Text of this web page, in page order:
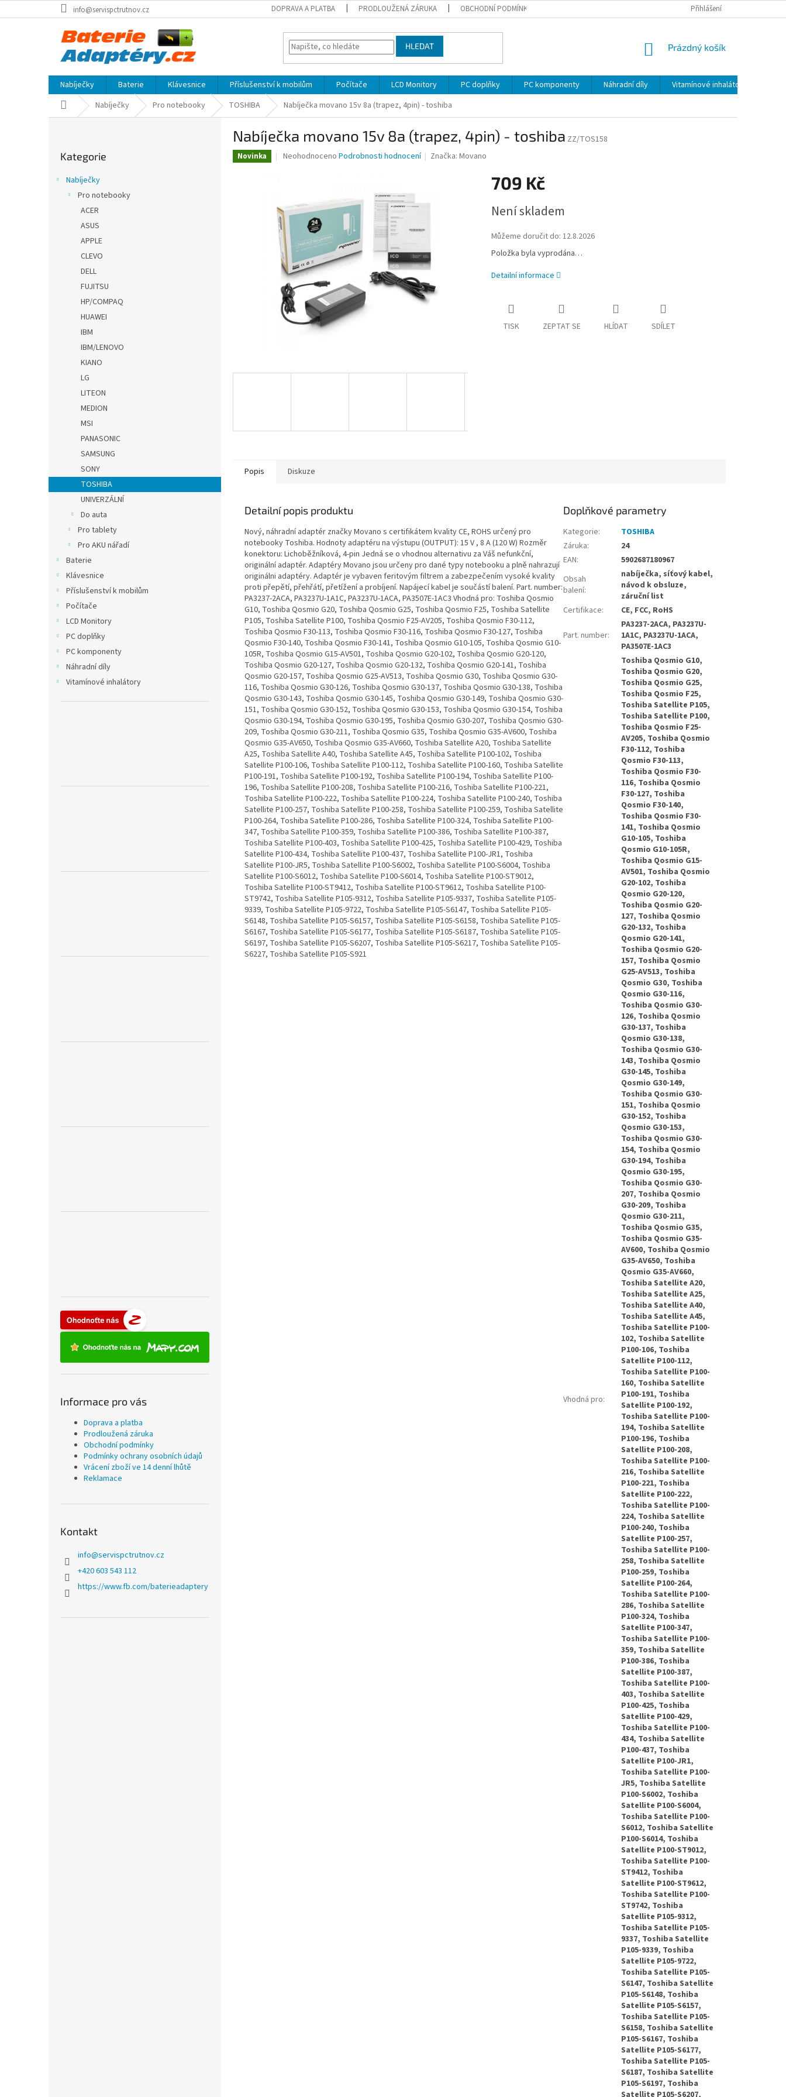
na
info@servispctrutnov.cz DOPRAVA A PLATBA PRODLOUŽENÁ ZÁRUKA OBCHODNÍ PODMÍNKY VRÁCENÍ ZBOŽÍ VE 14
Přihlášení
HLEDAT
NÁKUPNÍ
Prázdný košík
Nabíječky Baterie Klávesnice Příslušenství k mobilům Počítače LCD Monitory PC doplňky PC komponenty Náhradní díly
Vitamínové inhalátory
Domů Nabíječky Pro notebooky TOSHIBA Nabíječka movano 15v 8a (trapez, 4pin) - toshiba
kategorie
Kategorie
Nabíječky
Pro notebooky
ACER
ASUS
APPLE
CLEVO
DELL
FUJITSU
HP/COMPAQ
HUAWEI
IBM
IBM/LENOVO
KIANO
LG
LITEON
MEDION
MSI
PANASONIC
SAMSUNG
SONY
TOSHIBA
UNIVERZÁLNÍ
Do auta
Pro tablety
Pro AKU nářadí
Baterie
Klávesnice
Příslušenství k mobilům
Počítače
LCD Monitory
PC doplňky
PC komponenty
Náhradní díly
Vitamínové inhalátory
Informace pro vás
Doprava a platba
Prodloužená záruka
Obchodní podmínky
Podmínky ochrany osobních údajů
Vrácení zboží ve 14 denní lhůtě
Reklamace
Kontakt
info@servispctrutnov.cz
+420 603 543 112
https://www.fb.com/baterieadaptery
Nabíječka movano 15v 8a (trapez, 4pin) - toshiba ZZ/TOS158
Novinka
Průměrné
z
5
hvězdiček.
Neohodnoceno Podrobnosti hodnocení Značka:Movano
709 Kč
cena:
Není skladem
Můžeme doručit do: 12.8.2026
Položka byla vyprodána…
Detailní informace
TISK ZEPTAT SE HLÍDAT SDÍLET
Popis Diskuze
Detailní popis produktu
Nový, náhradní adaptér značky Movano s certifikátem kvality CE, ROHS určený pro
notebooky Toshiba. Hodnoty adaptéru na výstupu (OUTPUT): 15 V , 8 A (120 W) Rozměr
konektoru: Lichoběžníková, 4-pin Jedná se o vhodnou alternativu za Váš nefunkční,
originální adaptér. Adaptéry Movano jsou určeny pro dané typy notebooku a plně nahrazují
originálni adaptéry. Adaptér je vybaven feritovým filtrem a zabezpečením vysoké kvality
proti přepětí, přehřátí, přetížení a probíjení. Napájecí kabel je součástí balení. Part. number:
PA3237-2ACA, PA3237U-1A1C, PA3237U-1ACA, PA3507E-1AC3 Vhodná pro: Toshiba Qosmio
G10, Toshiba Qosmio G20, Toshiba Qosmio G25, Toshiba Qosmio F25, Toshiba Satellite
P105, Toshiba Satellite P100, Toshiba Qosmio F25-AV205, Toshiba Qosmio F30-112,
Toshiba Qosmio F30-113, Toshiba Qosmio F30-116, Toshiba Qosmio F30-127, Toshiba
Qosmio F30-140, Toshiba Qosmio F30-141, Toshiba Qosmio G10-105, Toshiba Qosmio G10-
105R, Toshiba Qosmio G15-AV501, Toshiba Qosmio G20-102, Toshiba Qosmio G20-120,
Toshiba Qosmio G20-127, Toshiba Qosmio G20-132, Toshiba Qosmio G20-141, Toshiba
Qosmio G20-157, Toshiba Qosmio G25-AV513, Toshiba Qosmio G30, Toshiba Qosmio G30-
116, Toshiba Qosmio G30-126, Toshiba Qosmio G30-137, Toshiba Qosmio G30-138, Toshiba
Qosmio G30-143, Toshiba Qosmio G30-145, Toshiba Qosmio G30-149, Toshiba Qosmio G30-
151, Toshiba Qosmio G30-152, Toshiba Qosmio G30-153, Toshiba Qosmio G30-154, Toshiba
Qosmio G30-194, Toshiba Qosmio G30-195, Toshiba Qosmio G30-207, Toshiba Qosmio G30-
209, Toshiba Qosmio G30-211, Toshiba Qosmio G35, Toshiba Qosmio G35-AV600, Toshiba
Qosmio G35-AV650, Toshiba Qosmio G35-AV660, Toshiba Satellite A20, Toshiba Satellite
A25, Toshiba Satellite A40, Toshiba Satellite A45, Toshiba Satellite P100-102, Toshiba
Satellite P100-106, Toshiba Satellite P100-112, Toshiba Satellite P100-160, Toshiba Satellite
P100-191, Toshiba Satellite P100-192, Toshiba Satellite P100-194, Toshiba Satellite P100-
196, Toshiba Satellite P100-208, Toshiba Satellite P100-216, Toshiba Satellite P100-221,
Toshiba Satellite P100-222, Toshiba Satellite P100-224, Toshiba Satellite P100-240, Toshiba
Satellite P100-257, Toshiba Satellite P100-258, Toshiba Satellite P100-259, Toshiba Satellite
P100-264, Toshiba Satellite P100-286, Toshiba Satellite P100-324, Toshiba Satellite P100-
347, Toshiba Satellite P100-359, Toshiba Satellite P100-386, Toshiba Satellite P100-387,
Toshiba Satellite P100-403, Toshiba Satellite P100-425, Toshiba Satellite P100-429, Toshiba
Satellite P100-434, Toshiba Satellite P100-437, Toshiba Satellite P100-JR1, Toshiba
Satellite P100-JR5, Toshiba Satellite P100-S6002, Toshiba Satellite P100-S6004, Toshiba
Satellite P100-S6012, Toshiba Satellite P100-S6014, Toshiba Satellite P100-ST9012,
Toshiba Satellite P100-ST9412, Toshiba Satellite P100-ST9612, Toshiba Satellite P100-
ST9742, Toshiba Satellite P105-9312, Toshiba Satellite P105-9337, Toshiba Satellite P105-
9339, Toshiba Satellite P105-9722, Toshiba Satellite P105-S6147, Toshiba Satellite P105-
S6148, Toshiba Satellite P105-S6157, Toshiba Satellite P105-S6158, Toshiba Satellite P105-
S6167, Toshiba Satellite P105-S6177, Toshiba Satellite P105-S6187, Toshiba Satellite P105-
S6197, Toshiba Satellite P105-S6207, Toshiba Satellite P105-S6217, Toshiba Satellite P105-
S6227, Toshiba Satellite P105-S921
Doplňkové parametry
Kategorie:
TOSHIBA
Záruka:
24
EAN:
5902687180967
Obsah
balení:
nabíječka, síťový kabel,
návod k obsluze,
záruční list
Certifikace: CE, FCC, RoHS
Part. number:
PA3237-2ACA, PA3237U-
1A1C, PA3237U-1ACA,
PA3507E-1AC3
Vhodná pro:
Toshiba Qosmio G10,
Toshiba Qosmio G20,
Toshiba Qosmio G25,
Toshiba Qosmio F25,
Toshiba Satellite P105,
Toshiba Satellite P100,
Toshiba Qosmio F25-
AV205, Toshiba Qosmio
F30-112, Toshiba
Qosmio F30-113,
Toshiba Qosmio F30-
116, Toshiba Qosmio
F30-127, Toshiba
Qosmio F30-140,
Toshiba Qosmio F30-
141, Toshiba Qosmio
G10-105, Toshiba
Qosmio G10-105R,
Toshiba Qosmio G15-
AV501, Toshiba Qosmio
G20-102, Toshiba
Qosmio G20-120,
Toshiba Qosmio G20-
127, Toshiba Qosmio
G20-132, Toshiba
Qosmio G20-141,
Toshiba Qosmio G20-
157, Toshiba Qosmio
G25-AV513, Toshiba
Qosmio G30, Toshiba
Qosmio G30-116,
Toshiba Qosmio G30-
126, Toshiba Qosmio
G30-137, Toshiba
Qosmio G30-138,
Toshiba Qosmio G30-
143, Toshiba Qosmio
G30-145, Toshiba
Qosmio G30-149,
Toshiba Qosmio G30-
151, Toshiba Qosmio
G30-152, Toshiba
Qosmio G30-153,
Toshiba Qosmio G30-
154, Toshiba Qosmio
G30-194, Toshiba
Qosmio G30-195,
Toshiba Qosmio G30-
207, Toshiba Qosmio
G30-209, Toshiba
Qosmio G30-211,
Toshiba Qosmio G35,
Toshiba Qosmio G35-
AV600, Toshiba Qosmio
G35-AV650, Toshiba
Qosmio G35-AV660,
Toshiba Satellite A20,
Toshiba Satellite A25,
Toshiba Satellite A40,
Toshiba Satellite A45,
Toshiba Satellite P100-
102, Toshiba Satellite
P100-106, Toshiba
Satellite P100-112,
Toshiba Satellite P100-
160, Toshiba Satellite
P100-191, Toshiba
Satellite P100-192,
Toshiba Satellite P100-
194, Toshiba Satellite
P100-196, Toshiba
Satellite P100-208,
Toshiba Satellite P100-
216, Toshiba Satellite
P100-221, Toshiba
Satellite P100-222,
Toshiba Satellite P100-
224, Toshiba Satellite
P100-240, Toshiba
Satellite P100-257,
Toshiba Satellite P100-
258, Toshiba Satellite
P100-259, Toshiba
Satellite P100-264,
Toshiba Satellite P100-
286, Toshiba Satellite
P100-324, Toshiba
Satellite P100-347,
Toshiba Satellite P100-
359, Toshiba Satellite
P100-386, Toshiba
Satellite P100-387,
Toshiba Satellite P100-
403, Toshiba Satellite
P100-425, Toshiba
Satellite P100-429,
Toshiba Satellite P100-
434, Toshiba Satellite
P100-437, Toshiba
Satellite P100-JR1,
Toshiba Satellite P100-
JR5, Toshiba Satellite
P100-S6002, Toshiba
Satellite P100-S6004,
Toshiba Satellite P100-
S6012, Toshiba Satellite
P100-S6014, Toshiba
Satellite P100-ST9012,
Toshiba Satellite P100-
ST9412, Toshiba
Satellite P100-ST9612,
Toshiba Satellite P100-
ST9742, Toshiba
Satellite P105-9312,
Toshiba Satellite P105-
9337, Toshiba Satellite
P105-9339, Toshiba
Satellite P105-9722,
Toshiba Satellite P105-
S6147, Toshiba Satellite
P105-S6148, Toshiba
Satellite P105-S6157,
Toshiba Satellite P105-
S6158, Toshiba Satellite
P105-S6167, Toshiba
Satellite P105-S6177,
Toshiba Satellite P105-
S6187, Toshiba Satellite
P105-S6197, Toshiba
Satellite P105-S6207,